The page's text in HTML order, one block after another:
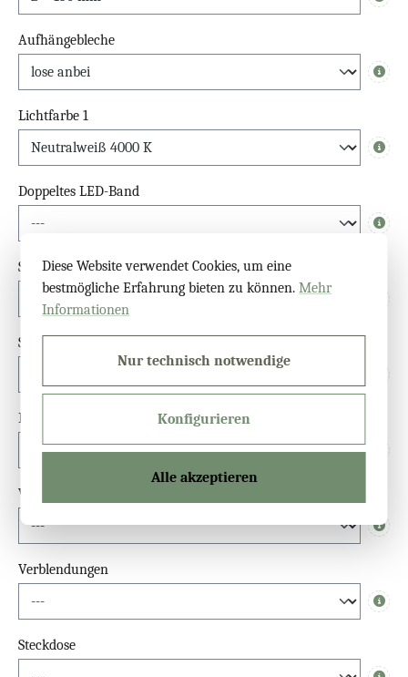
Info
Aufhängebleche
Info
Lichtfarbe 1
Info
Doppeltes LED-Band
Info
Schalter
Sensor
Dimmfunktion
Waschbeckenlicht-Spiegel
Info
Verblendungen
Info
Steckdose
Diese Website verwendet Cookies, um eine
bestmögliche Erfahrung bieten zu können.Mehr
Informationen
Nur technisch notwendige
Konfigurieren
Alle akzeptieren